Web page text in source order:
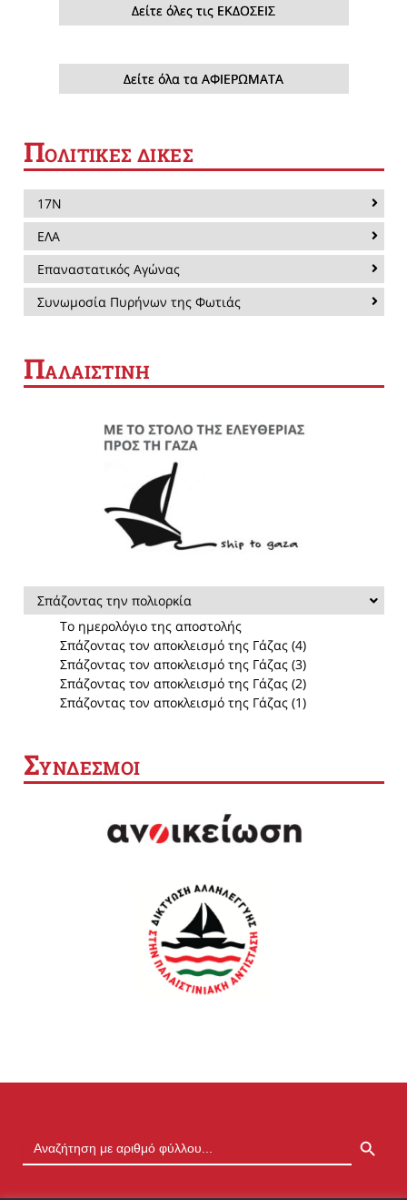
Δείτε όλες τις ΕΚΔΟΣΕΙΣ
Δείτε όλα τα ΑΦΙΕΡΩΜΑΤΑ
ΠΟΛΙΤΙΚΕΣ ΔΙΚΕΣ
17Ν
ΕΛΑ
Επαναστατικός Αγώνας
Συνωμοσία Πυρήνων της Φωτιάς
ΠΑΛΑΙΣΤΙΝΗ
Σπάζοντας την πολιορκία
Το ημερολόγιο της αποστολής
Σπάζοντας τον αποκλεισμό της Γάζας (4)
Σπάζοντας τον αποκλεισμό της Γάζας (3)
Σπάζοντας τον αποκλεισμό της Γάζας (2)
Σπάζοντας τον αποκλεισμό της Γάζας (1)
ΣΥΝΔΕΣΜΟΙ